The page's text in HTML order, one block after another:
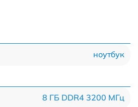
ноутбук
8 ГБ DDR4 3200 МГц